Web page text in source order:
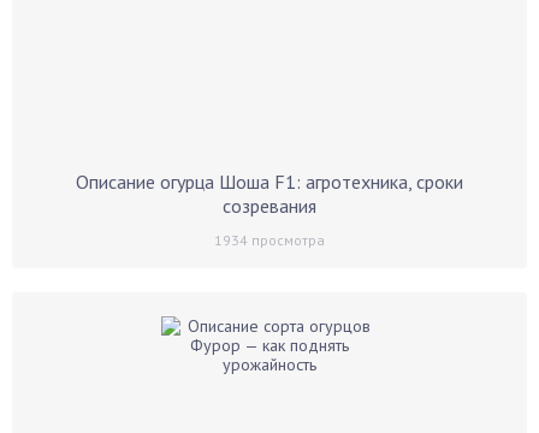
Описание огурца Шоша F1: агротехника, сроки
созревания
1934 просмотра